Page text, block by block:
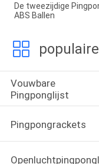
De tweezijdige
ABS Ballen
Vouwbare
Pingponglijst
Pingpongrackets